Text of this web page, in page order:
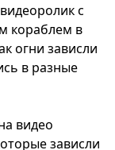
с
кораблем в
огни зависли
в разные
видео
зависли